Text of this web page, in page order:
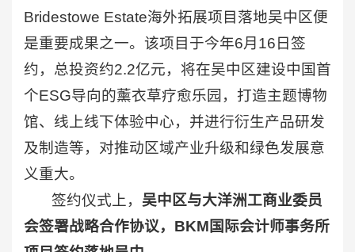
Bridestowe Estate海外拓展项目落地吴中区便
是重要成果之一。该项目于今年6月16日签
约，总投资约2.2亿元，将在吴中区建设中国首
个ESG导向的薰衣草疗愈乐园，打造主题博物
馆、线上线下体验中心，并进行衍生产品研发
及制造等，对推动区域产业升级和绿色发展意
义重大。
签约仪式上， 吴中区与大洋洲工商业委员
会签署战略合作协议，BKM国际会计师事务所